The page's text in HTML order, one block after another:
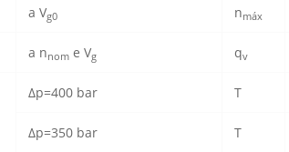
a Vg0 nmáx
a nnome Vg qv
Δp=400 bar T
Δp=350 bar T